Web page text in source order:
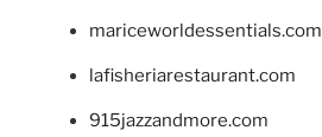
mariceworldessentials.com
lafisheriarestaurant.com
915jazzandmore.com